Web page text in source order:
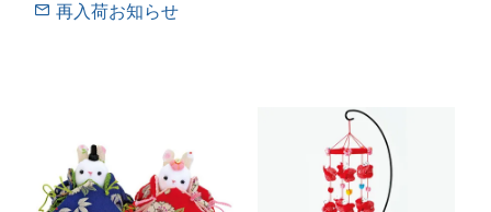
再入荷お知らせ